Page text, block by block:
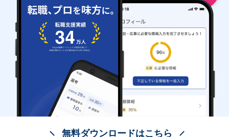
無料ダウンロードはこちら